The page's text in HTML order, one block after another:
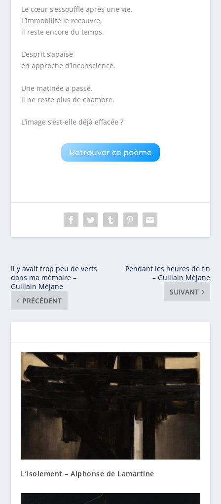
Le cœur s’essouffle après une vie.
L’immobilité le recouvre,
il reste encore du temps.
L’esprit s’apaise
en approche d’inconscience.
Une matinée a passé.
Il ne reste plus de chambre.
L’image s’est-elle déjà effacée ?
Retrouver ce poème
Il y avait trop peu de verts
dans ma mémoire –
Guillain Méjane
PRÉCÉDENT
Pendant les heures de fin
– Guillain Méjane
SUIVANT
L’Isolement – Alphonse de Lamartine